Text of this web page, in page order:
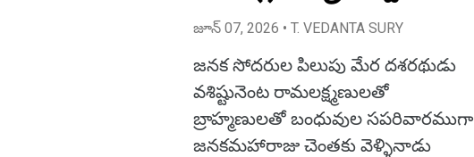
జూన్ 07, 2026 • T. VEDANTA SURY
జనక సోదరుల పిలుపు మేర దశరథుడు
వశిష్టునెంట రామలక్ష్మణులతో
బ్రాహ్మణులతో బంధువుల సపరివారముగా
జనకమహారాజు చెంతకు వెళ్ళినాడు